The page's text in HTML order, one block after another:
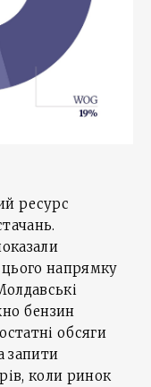
ресурс
напрямку
бензин
обсяги
запити
коли ринок